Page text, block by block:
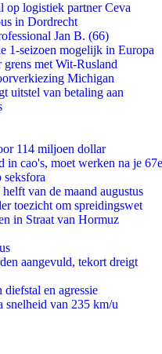
logistiek partner Ceva
in Dordrecht
Jan B. (66)
1-seizoen mogelijk in Europa
met Wit-Rusland
Michigan
uitstel van betaling aan
114 miljoen dollar
cao's, moet werken na je
van de maand augustus
toezicht om spreidingswet
in Straat van Hormuz
aangevuld, tekort dreigt
en agressie
snelheid van 235 km/u